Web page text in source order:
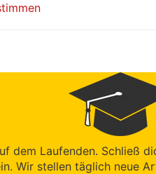
dem Laufenden. Schließ
Wir stellen täglich neue